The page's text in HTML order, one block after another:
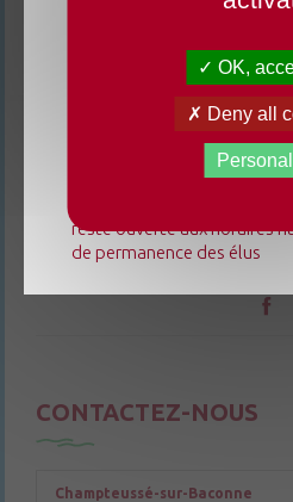
CONTACTEZ-NOUS
Champteussé-sur-Baconne
Du lundi 3 août au dimanche
mairie déléguée de
horaires ⚠ Elle sera fermée
lundis 3, 10 et 17 août de 9h
reste ouverte aux horaires
de permanence des élus
OK,
Deny all